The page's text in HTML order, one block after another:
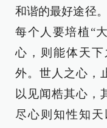
和谐的最好途径
每个人要培植“
心，则能体天
外。世人之心，
以见闻梏其心，
尽心则知性知